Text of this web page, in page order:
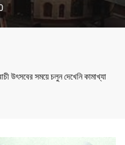
উৎসবের সময়ে চলুন দেখেনি কামাখ্যা